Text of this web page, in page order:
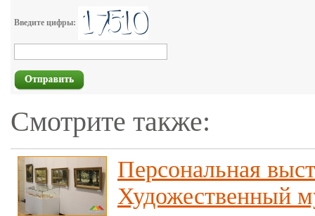
Введите цифры:
Смотрите также:
Персональная
Художественный